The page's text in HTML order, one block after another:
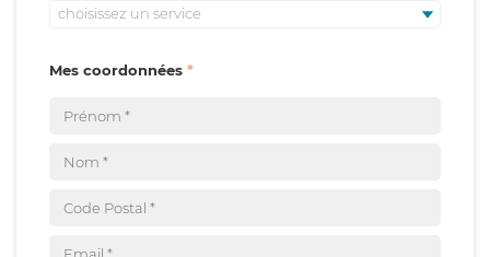
choisissez un service
Mes coordonnées